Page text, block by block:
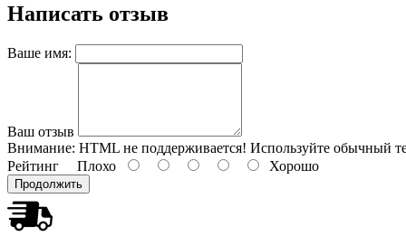
Написать отзыв
Ваше имя:
Ваш отзыв
Внимание: HTML не поддерживается! Используйте обычный
Рейтинг Плохо Хорошо
Продолжить